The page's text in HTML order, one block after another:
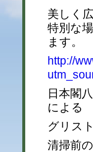
美しく
特別な
ます。
http://
日本閣
による
グリス
清掃